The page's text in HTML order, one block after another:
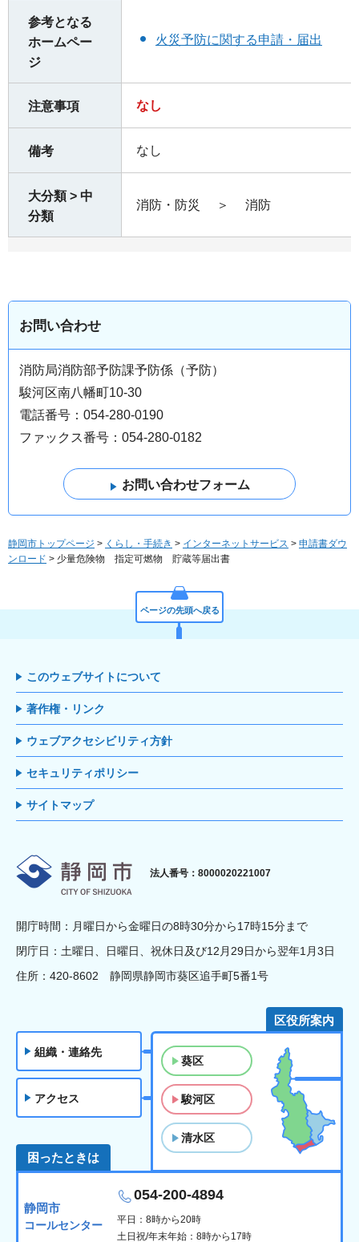
参考となる
ホームペー
ジ
火災予防に関する申請・届出
注意事項 なし
備考 なし
大分類 > 中
分類
消防・防災 ＞ 消防
お問い合わせ
消防局消防部予防課予防係（予防）
駿河区南八幡町10-30
電話番号：054-280-0190
ファックス番号：054-280-0182
静岡市トップページ > くらし・手続き > インターネットサービス > 申請書ダウ
ンロード > 少量危険物 指定可燃物 貯蔵等届出書
ページの先頭へ戻る
このウェブサイトについて
著作権・リンク
ウェブアクセシビリティ方針
セキュリティポリシー
サイトマップ
静岡市
法人番号：8000020221007
開庁時間：月曜日から金曜日の8時30分から17時15分まで
閉庁日：土曜日、日曜日、祝休日及び12月29日から翌年1月3日
住所：420-8602 静岡県静岡市葵区追手町5番1号
組織・連絡先
アクセス
区役所案内
葵区
駿河区
清水区
困ったときは
静岡市
コールセンター
054-200-4894
平日：8時から20時
土日祝/年末年始：8時から17時